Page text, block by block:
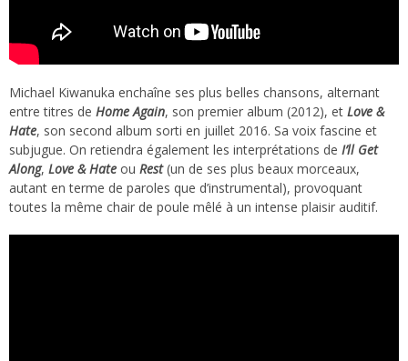
Michael Kiwanuka enchaîne ses plus belles chansons, alternant
entre titres de Home Again, son premier album (2012), et Love &
Hate, son second album sorti en juillet 2016. Sa voix fascine et
subjugue. On retiendra également les interprétations de I’ll Get
Along, Love & Hate ou Rest(un de ses plus beaux morceaux,
autant en terme de paroles que d’instrumental), provoquant
toutes la même chair de poule mêlé à un intense plaisir auditif.